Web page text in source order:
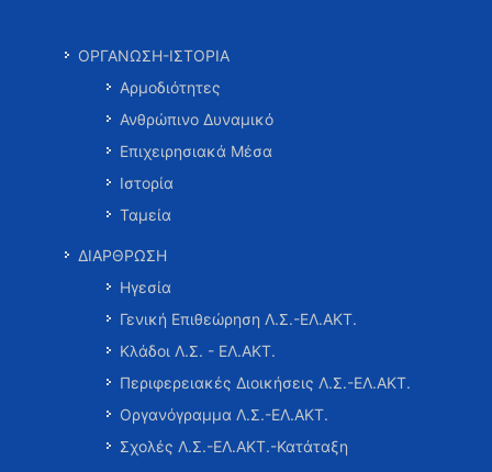
ΟΡΓΑΝΩΣΗ-ΙΣΤΟΡΙΑ
Αρμοδιότητες
Ανθρώπινο Δυναμικό
Επιχειρησιακά Μέσα
Ιστορία
Ταμεία
ΔΙΑΡΘΡΩΣΗ
Ηγεσία
Γενική Επιθεώρηση Λ.Σ.-ΕΛ.ΑΚΤ.
Κλάδοι Λ.Σ. - ΕΛ.ΑΚΤ.
Περιφερειακές Διοικήσεις Λ.Σ.-ΕΛ.ΑΚΤ.
Οργανόγραμμα Λ.Σ.-ΕΛ.ΑΚΤ.
Σχολές Λ.Σ.-ΕΛ.ΑΚΤ.-Κατάταξη